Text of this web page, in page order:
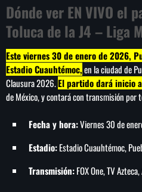
Dónde ver EN VIVO el
Toluca de la J4 – Liga
Este viernes 30 de enero de 2026,
Estadio Cuauhtémoc,en la ciudad de
Clausura 2026.El partido dará inicio
de México, y contará con transmisión por
Fecha y hora:Viernes 30 de
Estadio:Estadio Cuauhtémoc,
Transmisión:FOX One, TV